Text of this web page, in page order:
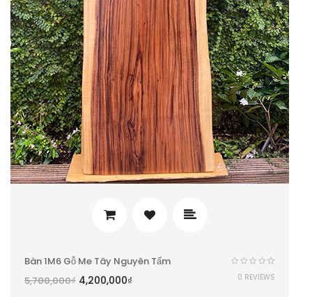
Bàn 1M6 Gỗ Me Tây Nguyên Tấm
5,700,000₫ 4,200,000₫ 0 REVIEWS